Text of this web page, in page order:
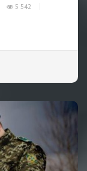
5 542